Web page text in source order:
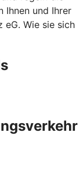
Ihnen und Ihrer
eG. Wie sie sich